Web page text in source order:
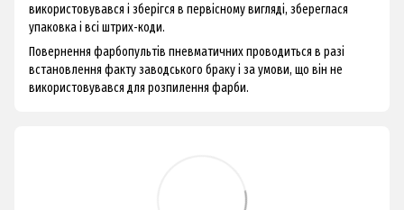
використовувався і зберігся в первісному вигляді, збереглася
упаковка і всі штрих-коди.
Повернення фарбопультів пневматичних проводиться в разі
встановлення факту заводського браку і за умови, що він не
використовувався для розпилення фарби.